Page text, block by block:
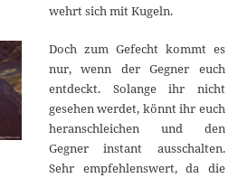
wehrt sich mit Kugeln.
Doch zum Gefecht kommt es
nur, wenn der Gegner euch
entdeckt. Solange ihr nicht
gesehen werdet, könnt ihr euch
heranschleichen und den
Gegner instant ausschalten.
Sehr empfehlenswert, da die